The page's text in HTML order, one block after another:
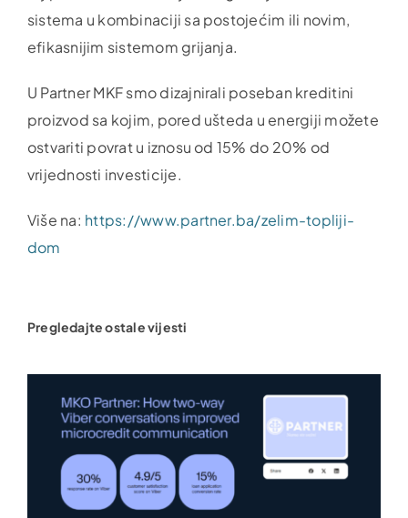
sistema u kombinaciji sa postojećim ili novim,
efikasnijim sistemom grijanja.
U Partner MKF smo dizajnirali poseban kreditini
proizvod sa kojim, pored ušteda u energiji možete
ostvariti povrat u iznosu od 15% do 20% od
vrijednosti investicije.
Više na: https://www.partner.ba/zelim-topliji-
dom
Pregledajte ostale vijesti